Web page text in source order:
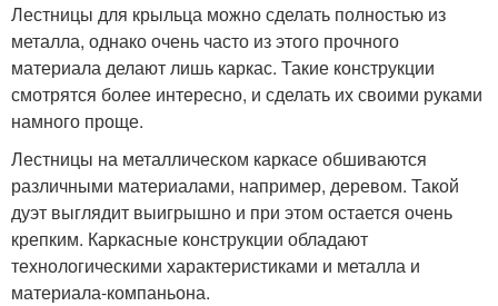
Лестницы для крыльца можно сделать полностью из
металла, однако очень часто из этого прочного
материала делают лишь каркас. Такие конструкции
смотрятся более интересно, и сделать их своими руками
намного проще.
Лестницы на металлическом каркасе обшиваются
различными материалами, например, деревом. Такой
дуэт выглядит выигрышно и при этом остается очень
крепким. Каркасные конструкции обладают
технологическими характеристиками и металла и
материала-компаньона.